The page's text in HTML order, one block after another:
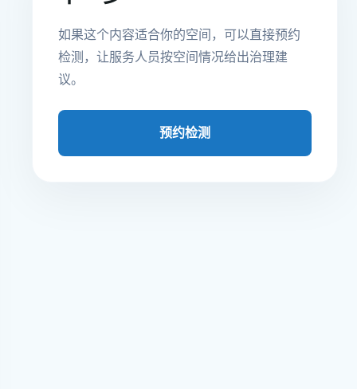
如果这个内容适合你的空间，可以直接预约
检测，让服务人员按空间情况给出治理建
议。
预约检测